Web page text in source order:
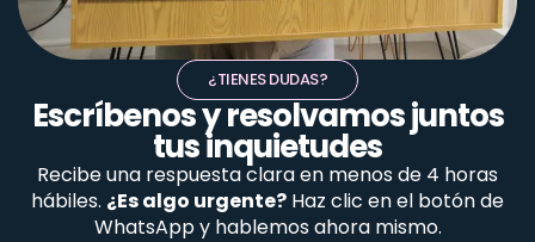
¿TIENES DUDAS?
Escríbenos y resolvamos juntos
tus inquietudes
Recibe una respuesta clara en menos de 4 horas
hábiles. ¿Es algo urgente? Haz clic en el botón de
WhatsApp y hablemos ahora mismo.